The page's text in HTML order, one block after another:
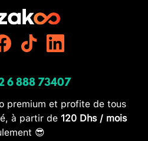
6 888 73407
premium et profite de tous
à partir de 120 Dhs / mois
😎